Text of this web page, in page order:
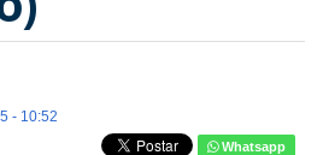
- 10:52
Whatsapp